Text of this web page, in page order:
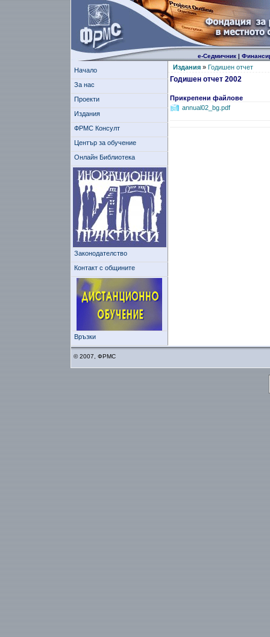
е-Седмичник|
Начало
За нас
Проекти
Издания
ФРМС Консулт
Център за обучение
Онлайн Библиотека
Законодателство
Контакт с общините
Връзки
Издания» Годишен отчет
Годишен отчет 2002
Прикрепени файлове
annual02_bg.pdf
© 2007, ФРМС